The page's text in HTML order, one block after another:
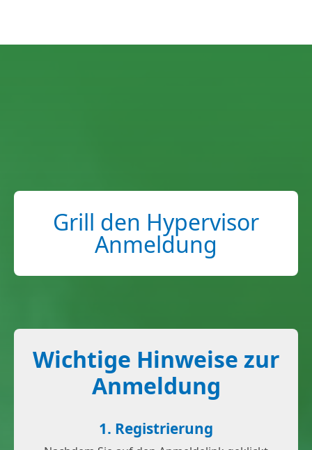
Grill den Hypervisor
Anmeldung
Wichtige Hinweise zur
Anmeldung
1. Registrierung